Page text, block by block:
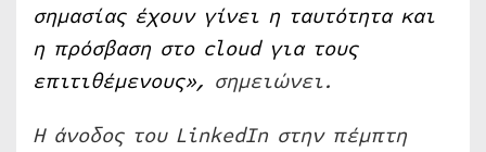
σημασίας έχουν γίνει η ταυτότητα και
η πρόσβαση στο cloudγια τους
επιτιθέμενους», σημειώνει.
Η άνοδος του LinkedIn στην πέμπτη